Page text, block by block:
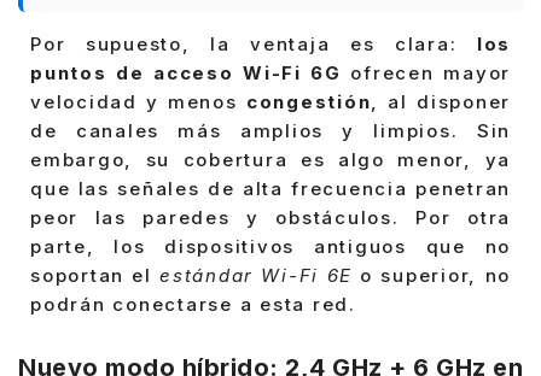
Por supuesto, la ventaja es clara:
los
puntos de acceso Wi-Fi 6G ofrecen mayor
velocidad y menos congestión, al disponer
de canales más amplios y limpios. Sin
embargo, su cobertura es algo menor, ya
que las señales de alta frecuencia penetran
peor las paredes y obstáculos. Por otra
parte, los dispositivos antiguos que no
soportan elestándar Wi-Fi 6E o superior, no
podrán conectarse a esta red.
Nuevo modo híbrido: 2,4 GHz + 6 GHz en